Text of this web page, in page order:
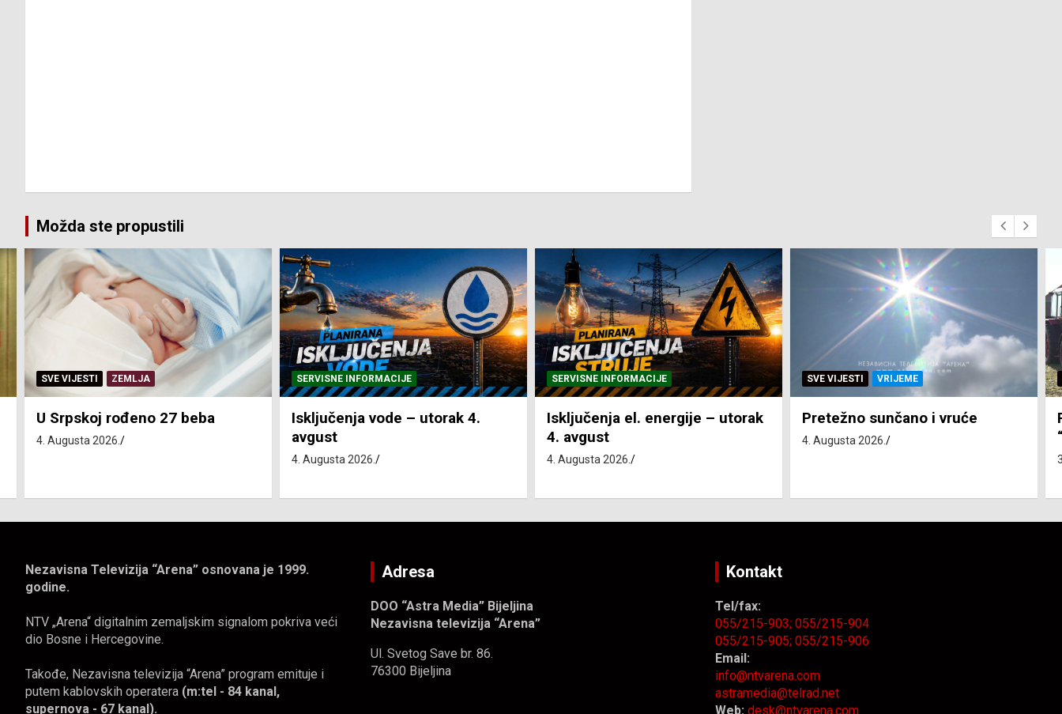
Možda ste propustili
SERVISNE INFORMACIJE
Isključenja vode – utorak 4.
avgust
SERVISNE INFORMACIJE
Isključenja el. energije – utorak
4. avgust
4. Augusta 2026.
SVE VIJESTI VRIJEME
Pretežno sunčano i vruće
4. Augusta 2026.
SVE VIJESTI ZEMLJA
Pravo na subvenciju za traktor
“Belarus” ostvarila 84 korisnika
Nezavisna Televizija “Arena” osnovana je 1999.
godine.
NTV „Arena“ digitalnim zemaljskim signalom pokriva veći
dio Bosne i Hercegovine.
Takođe, Nezavisna televizija “Arena” program emituje i
putem kablovskih operatera (m:tel - 84 kanal,
supernova - 67 kanal).
Adresa
DOO “Astra Media” Bijeljina
Nezavisna televizija “Arena”
Ul. Svetog Save br. 86.
76300 Bijeljina
Kontakt
Tel/fax:
055/215-903;055/215-904
055/215-905;055/215-906
Email:
info@ntvarena.com
astramedia@telrad.net
Web: desk@ntvarena.com